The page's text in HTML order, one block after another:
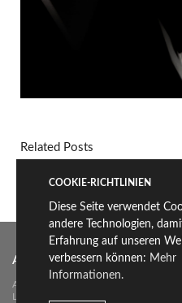
Related Posts
Abonnieren Sie unseren
Abonnieren Sie unseren Newsletter
Livingceramics.
COOKIE-RICHTLINIEN
Diese Seite verwendet
andere Technologien,
Erfahrung auf unseren
verbessern können: Mehr
Informationen.